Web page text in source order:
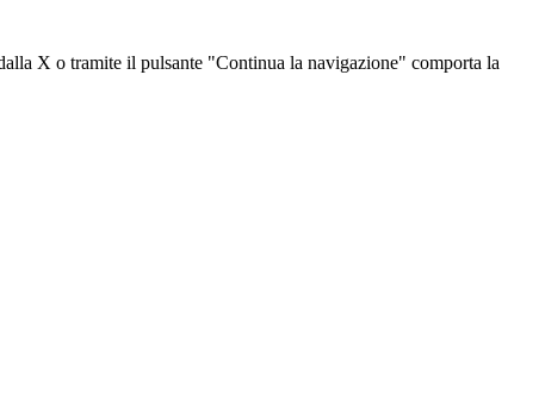
X o tramite il pulsante "Continua la navigazione" comporta la